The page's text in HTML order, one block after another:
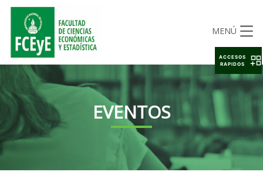
MENÚ
EVENTOS
ACCESOS
RAPIDOS